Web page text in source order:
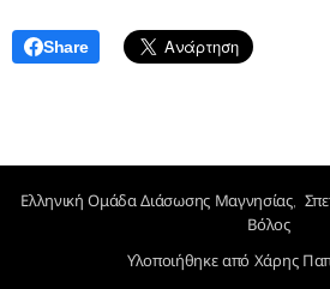
Share
Ελληνική Ομάδα Διάσωσης Μαγνησίας,
Βόλος
Υλοποιήθηκε από Χάρης